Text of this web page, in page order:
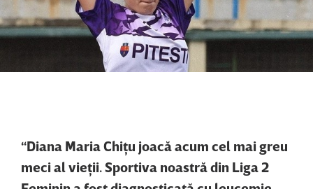
“Diana Maria Chiţu joacă acum cel mai greu
meci al vieţii. Sportiva noastră din Liga 2